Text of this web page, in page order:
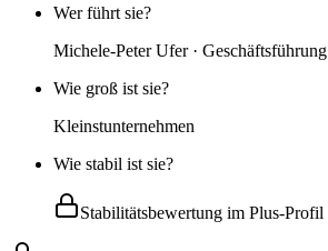
Wer führt sie?
Michele-Peter Ufer · Geschäftsführung
Wie groß ist sie?
Kleinstunternehmen
Wie stabil ist sie?
Stabilitätsbewertung im Plus-Profil